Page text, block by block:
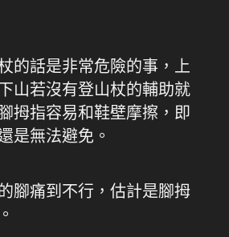
的話是非常危險的事，上
山若沒有登山杖的輔助就
拇指容易和鞋壁摩擦，即
是無法避免。
腳痛到不行，估計是腳拇